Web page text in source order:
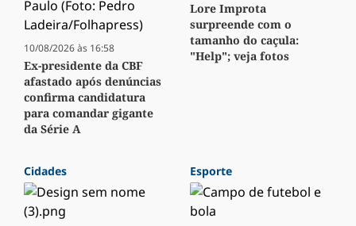
10/08/2026 às 16:58
Ex-presidente da CBF
afastado após denúncias
confirma candidatura
para comandar gigante
da Série A
Lore Improta
surpreende com o
tamanho do caçula:
"Help"; veja fotos
Cidades Esporte